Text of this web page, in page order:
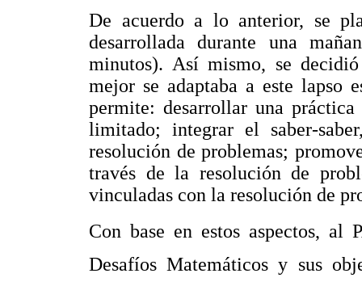
De acuerdo a lo anterior, se
desarrollada durante una
minutos). Así mismo, se
mejor se adaptaba a este lapso
permite: desarrollar una
limitado; integrar el saber-
resolución de problemas;
través de la resolución de
vinculadas con la resolución de
Con base en estos aspectos, al
Desafíos Matemáticos y sus